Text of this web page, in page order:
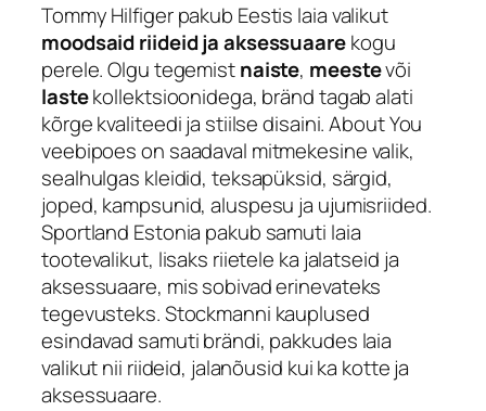
Tommy Hilfiger pakub Eestis laia valikut
moodsaid riideid ja aksessuaarekogu
perele. Olgu tegemistnaiste, meestevõi
lastekollektsioonidega, bränd tagab alati
kõrge kvaliteedi ja stiilse disaini. About You
veebipoes on saadaval mitmekesine valik,
sealhulgas kleidid, teksapüksid, särgid,
joped, kampsunid, aluspesu ja ujumisriided.
Sportland Estonia pakub samuti laia
tootevalikut, lisaks riietele ka jalatseid ja
aksessuaare, mis sobivad erinevateks
tegevusteks. Stockmanni kauplused
esindavad samuti brändi, pakkudes laia
valikut nii riideid, jalanõusid kui ka kotte ja
aksessuaare.